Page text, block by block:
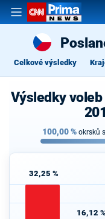
Celkové výsledky
Výsledky
100,00% okrsků
32,25 %
16,12 %